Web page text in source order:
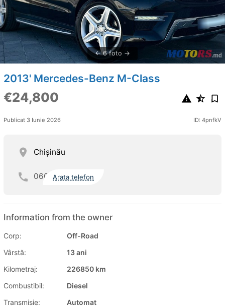
6 foto
2013' Mercedes-Benz M-Class
€24,800
Publicat 3 Iunie 2026 ID: 4pnfkV
Chişinău
060 Arata telefon
Information from the owner
Corp:
Off-Road
Vârstă:
13 ani
Kilometraj:
226850 km
Combustibil:
Diesel
Transmisie:
Automat